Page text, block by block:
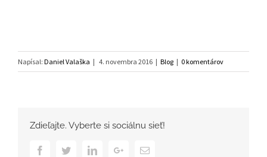
Napísal: Daniel Valaška | 4. novembra 2016 | Blog | 0 komentárov
Zdieľajte. Vyberte si sociálnu sieť!
FacebookTwitterLinkedinGoogle+Email